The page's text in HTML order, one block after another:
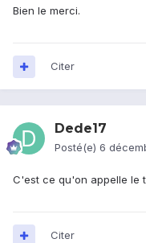
Bien le merci.
Citer
Dede17
Posté(e) 6
C'est ce qu'on appelle le
Citer